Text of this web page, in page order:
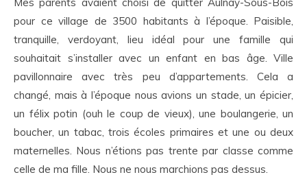
pour ce village de 3500 habitants à l’époque. Paisible,
tranquille, verdoyant, lieu idéal pour une famille qui
souhaitait s’installer avec un enfant en bas âge. Ville
pavillonnaire avec très peu d’appartements. Cela a
changé, mais à l’époque nous avions un stade, un épicier,
un félix potin (ouh le coup de vieux), une boulangerie, un
boucher, un tabac, trois écoles primaires et une ou deux
maternelles. Nous n’étions pas trente par classe comme
celle de ma fille. Nous ne nous marchions pas dessus.